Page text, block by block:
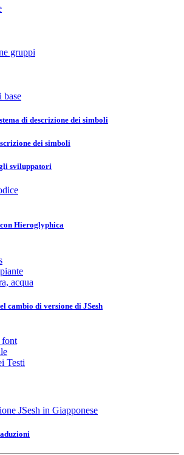
gruppi
base
di descrizione dei simboli
dei simboli
sviluppatori
Hieroglyphica
acqua
cambio di versione di JSesh
font
Testi
JSesh in Giapponese